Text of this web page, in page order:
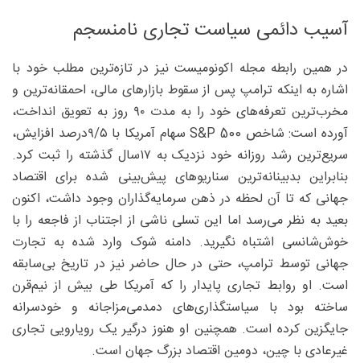
آسیب دائمی سیاست تجاری نامنسجم
در همین رابطه مجله اکونومیست نیز در تازه‌ترین مطلب خود با
اشاره به اینکه ترامپ پس از سقوط بازارهای مالی، احمقانه‌ترین و
مخرب‌ترین تعرفه‌های خود را به مدت ۹۰ روز به تعویق انداخت،
آورده است: شاخص S&P 500 سهام آمریکا با ۵/‏۹‌درصد افزایش،
سریع‌ترین رشد روزانه خود نزدیک به ۱۷سال گذشته را ثبت کرد.
بنابراین بدبینانه‌ترین سناریوهای پیش‌بینی شده برای اقتصاد
جهانی که تا آن لحظه در ذهن سرمایه‌گذاران وجود داشت، اکنون
بعید به نظر می‌رسد اما این تسلی ناشی از اجتناب از فاجعه را با
خوش‌شانسی اشتباه نگیرید. دامنه شوک وارد شده به تجارت
جهانی توسط ترامپ، حتی در حال حاضر نیز در تاریخ بی‌سابقه
است. او روابط تجاری پایدار را که آمریکا طی بیش از نیم‌قرن
ساخته بود با سیاستگذاری‌های دمدمی‌مزاجانه و خودسرانه
جایگزین کرده است. همچنین او هنوز درگیر یک رویارویی تجاری
غیرعادی با چین، دومین اقتصاد بزرگ جهان است.